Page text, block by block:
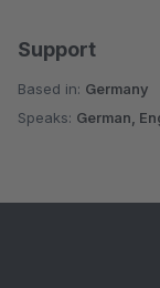
Support
Based in: Germany
Speaks: German,